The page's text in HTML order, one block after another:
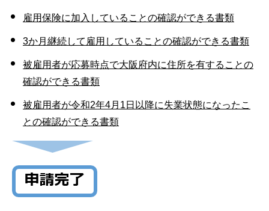
雇用保険に加入していることの確認ができる書類
3か月継続して雇用していることの確認ができる書類
被雇用者が応募時点で大阪府内に住所を有することの
確認ができる書類
被雇用者が令和2年4月1日以降に失業状態になったこ
との確認ができる書類